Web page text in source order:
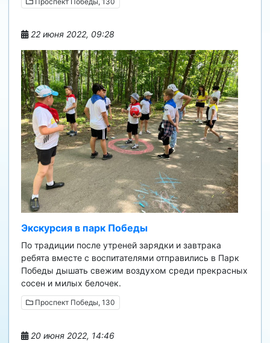
22 июня 2022, 09:28
Экскурсия в парк Победы
По традиции после утреней зарядки и завтрака
ребята вместе с воспитателями отправились в Парк
Победы дышать свежим воздухом среди прекрасных
сосен и милых белочек.
Проспект Победы, 130
20 июня 2022, 14:46